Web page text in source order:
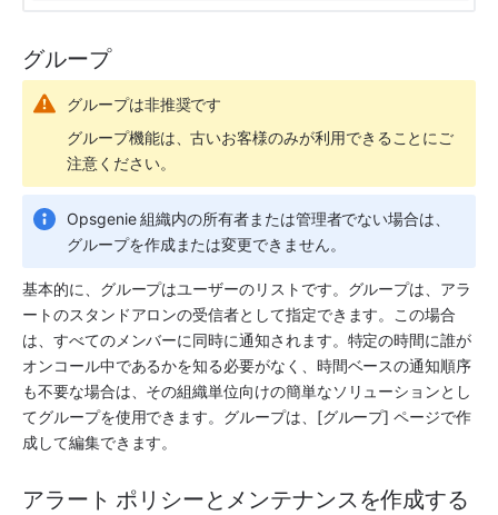
グループ
グループは非推奨です
グループ機能は、古いお客様のみが利用できることにご
注意ください。
Opsgenie 組織内の所有者または管理者でない場合は、
グループを作成または変更できません。
基本的に、グループはユーザーのリストです。グループは、アラ
ートのスタンドアロンの受信者として指定できます。この場合
は、すべてのメンバーに同時に通知されます。特定の時間に誰が
オンコール中であるかを知る必要がなく、時間ベースの通知順序
も不要な場合は、その組織単位向けの簡単なソリューションとし
てグループを使用できます。グループは、[グループ] ページで作
成して編集できます。
アラート ポリシーとメンテナンスを作成する